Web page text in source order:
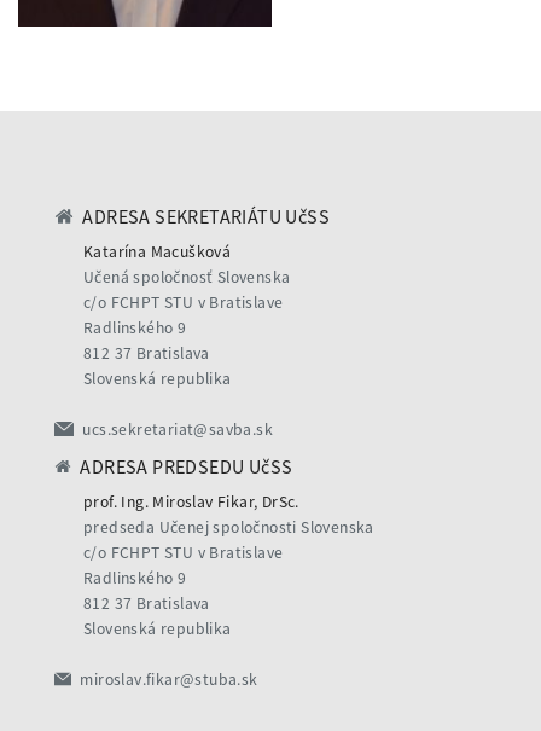
ADRESA SEKRETARIÁTU UčSS
Katarína Macušková
Učená spoločnosť Slovenska
c/o FCHPT STU v Bratislave
Radlinského 9
812 37 Bratislava
Slovenská republika
ucs.sekretariat@savba.sk
ADRESA PREDSEDU UčSS
prof. Ing. Miroslav Fikar, DrSc.
predseda Učenej spoločnosti Slovenska
c/o FCHPT STU v Bratislave
Radlinského 9
812 37 Bratislava
Slovenská republika
miroslav.fikar@stuba.sk